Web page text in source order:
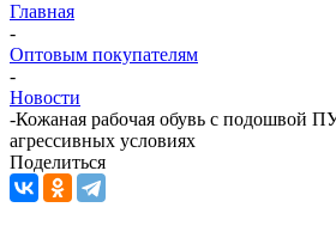
Главная
-
Оптовым покупателям
-
Новости
-Кожаная рабочая обувь с подошвой
агрессивных условиях
Поделиться